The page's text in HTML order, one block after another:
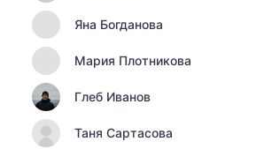
Яна Богданова
Мария Плотникова
Глеб Иванов
Таня Сартасова